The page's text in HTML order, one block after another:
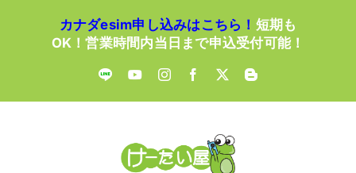
カナダesim申し込みはこちら！ 短期も
OK！営業時間内当日まで申込受付可能！
LINE YouTubeInstagramFacebook
X Blogger